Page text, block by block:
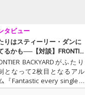
タビュー
りはスティーリー・ダンに
るかも──【対談】FRONTIE
× 西寺郷太(NONA
BACKYARDがふたり
となって2枚目となるアル
『Fantastic every single d
をリリース!! 今作でも前作